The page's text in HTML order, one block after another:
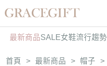
最新商品SALE女鞋流行趨勢
首頁 > 最新商品 > 帽子 >